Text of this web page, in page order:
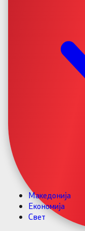
Македонија
Економија
Свет